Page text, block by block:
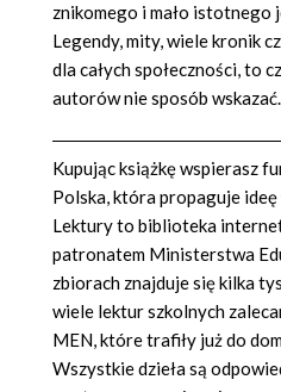
znikomego i mało
Legendy, mity, wiele kronik
dla całych społeczności, to
autorów nie sposób wskazać.
Kupując książkę wspierasz
Polska, która propaguje
Lektury to biblioteka
patronatem Ministerstwa
zbiorach znajduje się kilka
wiele lektur szkolnych
MEN, które trafiły już do
Wszystkie dzieła są